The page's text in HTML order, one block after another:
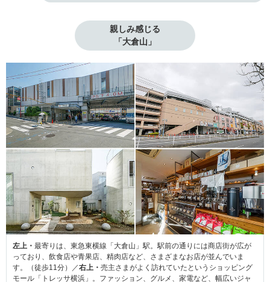
親しみ感じる
「大倉山」
左上・ 最寄りは、東急東横線「大倉山」駅。駅前の通りには商店街が広が
っており、飲食店や青果店、精肉店など、さまざまなお店が並んでいま
す。（徒歩11分）／右上・ 売主さまがよく訪れていたというショッピング
モール「トレッサ横浜」。ファッション、グルメ、家電など、幅広いジャ